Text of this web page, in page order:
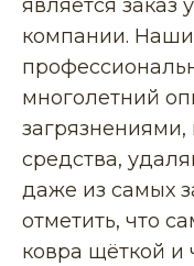
является заказ
компании.
многолетний
средства,
даже из самых
отметить, что
ковра щёткой